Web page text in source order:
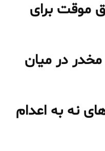
موقت برای
در میان
نه به اعدام